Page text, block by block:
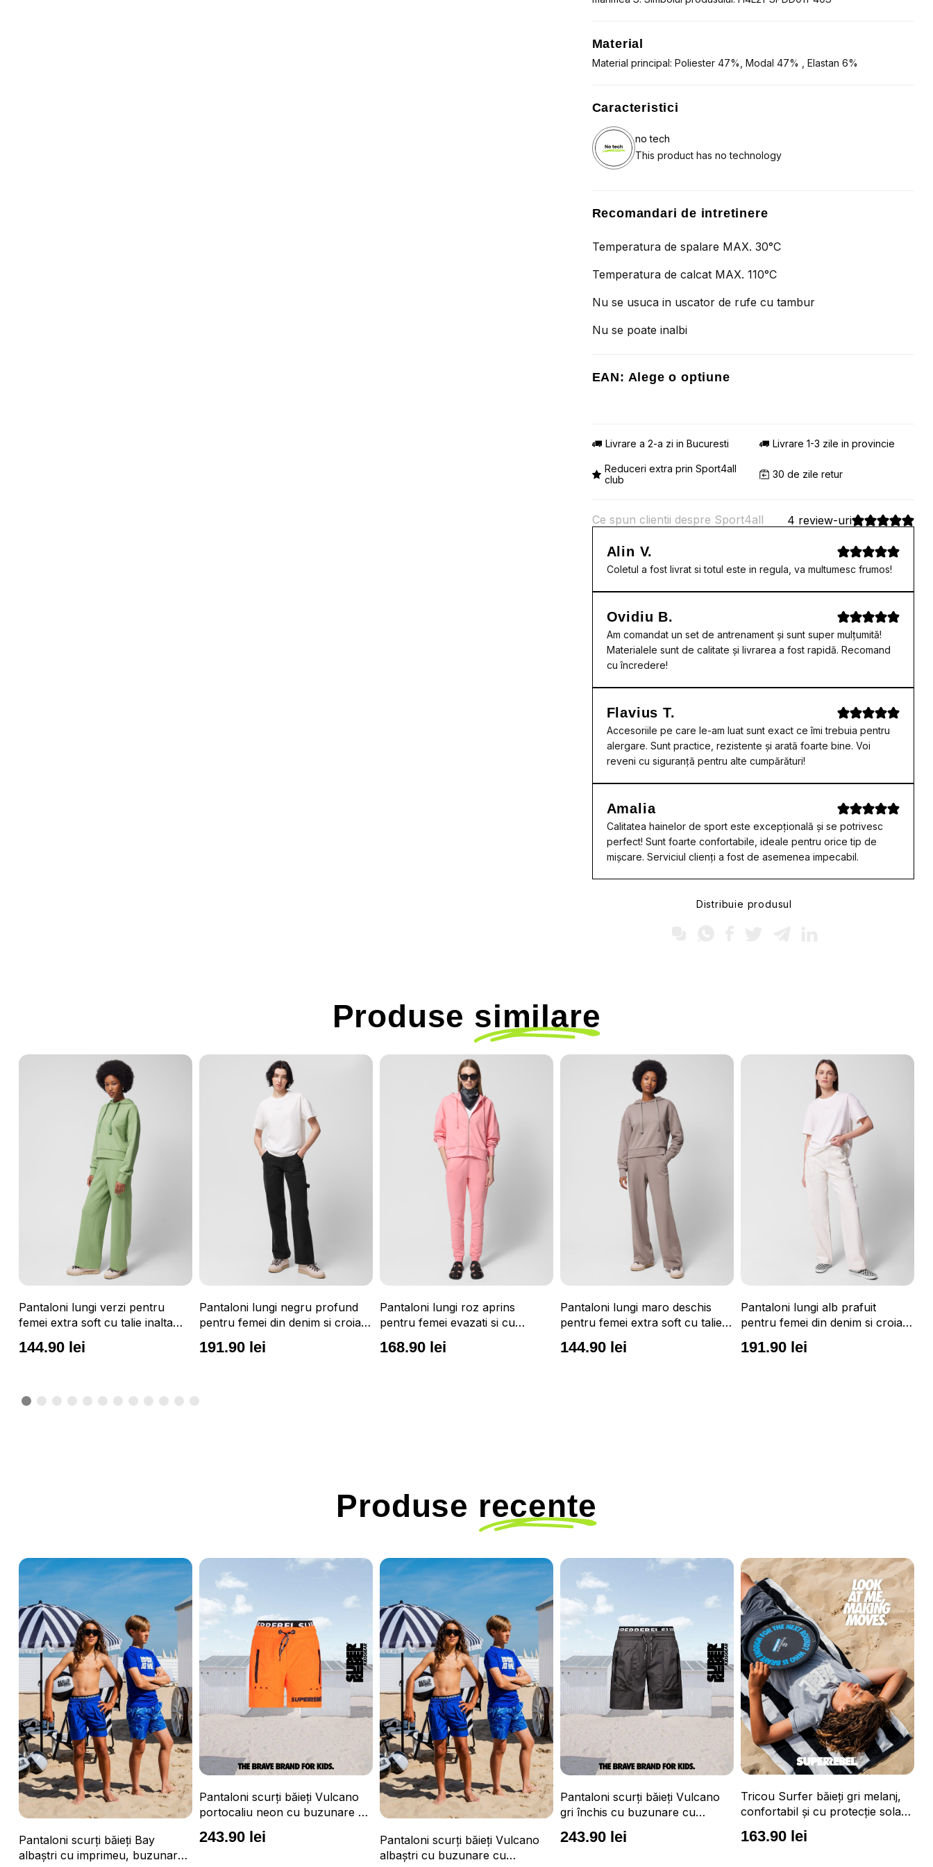
Material
Material principal: Poliester 47%, Modal 47% , Elastan 6%
Caracteristici
no tech
This product has no technology
Recomandari de intretinere
Temperatura de spalare MAX. 30°C
Temperatura de calcat MAX. 110°C
Nu se usuca in uscator de rufe cu tambur
Nu se poate inalbi
EAN: Alege o optiune
Livrare a 2-a zi in Bucuresti Livrare 1-3 zile in provincie
Reduceri extra prin Sport4all
club
30 de zile retur
Ce spun clientii despre Sport4all 4 review-uri
Alin V.
Coletul a fost livrat si totul este in regula, va multumesc frumos!
Ovidiu B.
Am comandat un set de antrenament și sunt super mulțumită!
Materialele sunt de calitate și livrarea a fost rapidă. Recomand
cu încredere!
Flavius T.
Accesoriile pe care le-am luat sunt exact ce îmi trebuia pentru
alergare. Sunt practice, rezistente și arată foarte bine. Voi
reveni cu siguranță pentru alte cumpărături!
Amalia
Calitatea hainelor de sport este excepțională și se potrivesc
perfect! Sunt foarte confortabile, ideale pentru orice tip de
mișcare. Serviciul clienți a fost de asemenea impecabil.
Distribuie produsul
Produse similare
Pantaloni lungi verzi pentru
femei extra soft cu talie inalta
OUTHORN
144.90 lei
Pantaloni lungi negru profund
pentru femei din denim si croiala
regular OUTHORN
191.90 lei
Pantaloni lungi roz aprins
pentru femei evazati si cu
reglare in talie OUTHORN
168.90 lei
Pantaloni lungi maro deschis
pentru femei extra soft cu talie
inalta OUTHORN
144.90 lei
Pantaloni lungi alb prafuit
pentru femei din denim si croiala
regular OUTHORN
191.90 lei
Produse recente
Pantaloni scurți băieți Vulcano
portocaliu neon cu buzunare cu
ajustabilă
243.90 lei
Pantaloni scurți băieți Vulcano
Pantaloni scurți băieți Vulcano
gri închis cu buzunare cu
ajustabilă
243.90 lei
Tricou Surfer băieți gri melanj,
confortabil și cu protecție solară
163.90 lei
Tricou Surfer băieți portocaliu